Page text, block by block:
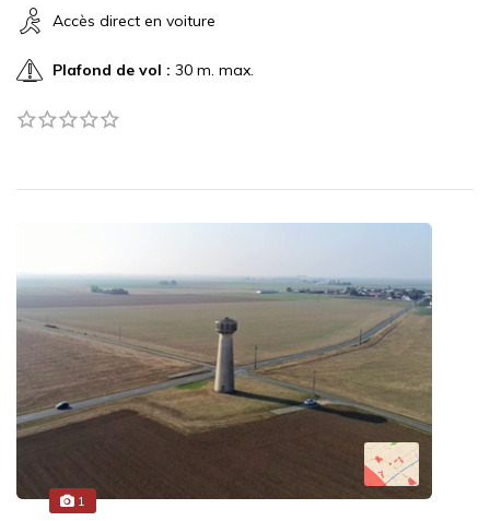
Accès direct en voiture
Plafond de vol : 30 m. max.
1